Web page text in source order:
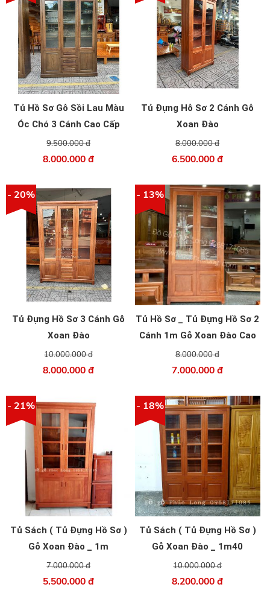
Tủ Hồ Sơ Gỗ Sồi Lau Màu
Óc Chó 3 Cánh Cao Cấp
9.500.000 đ
8.000.000 đ
Tủ Đựng Hỗ Sơ 2 Cánh Gỗ
Xoan Đào
8.000.000 đ
6.500.000 đ
- 20%
Tủ Đựng Hồ Sơ 3 Cánh Gỗ
Xoan Đào
10.000.000 đ
8.000.000 đ
- 13%
Tủ Hồ Sơ _ Tủ Đựng Hồ Sơ 2
Cánh 1m Gỗ Xoan Đào Cao
Cấp
8.000.000 đ
7.000.000 đ
- 21%
Tủ Sách ( Tủ Đựng Hồ Sơ )
Gỗ Xoan Đào _ 1m
7.000.000 đ
5.500.000 đ
- 18%
Tủ Sách ( Tủ Đựng Hồ Sơ )
Gỗ Xoan Đào _ 1m40
10.000.000 đ
8.200.000 đ